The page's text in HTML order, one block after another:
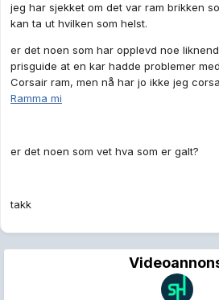
jeg har sjekket om det var ram brikken
kan ta ut hvilken som helst.
er det noen som har opplevd noe
prisguide at en kar hadde problemer
Corsair ram, men nå har jo ikke jeg
Ramma mi
er det noen som vet hva som er galt?
takk